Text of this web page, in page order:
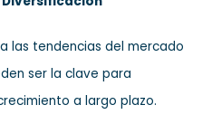
las tendencias del mercado
ser la clave para
a largo plazo.